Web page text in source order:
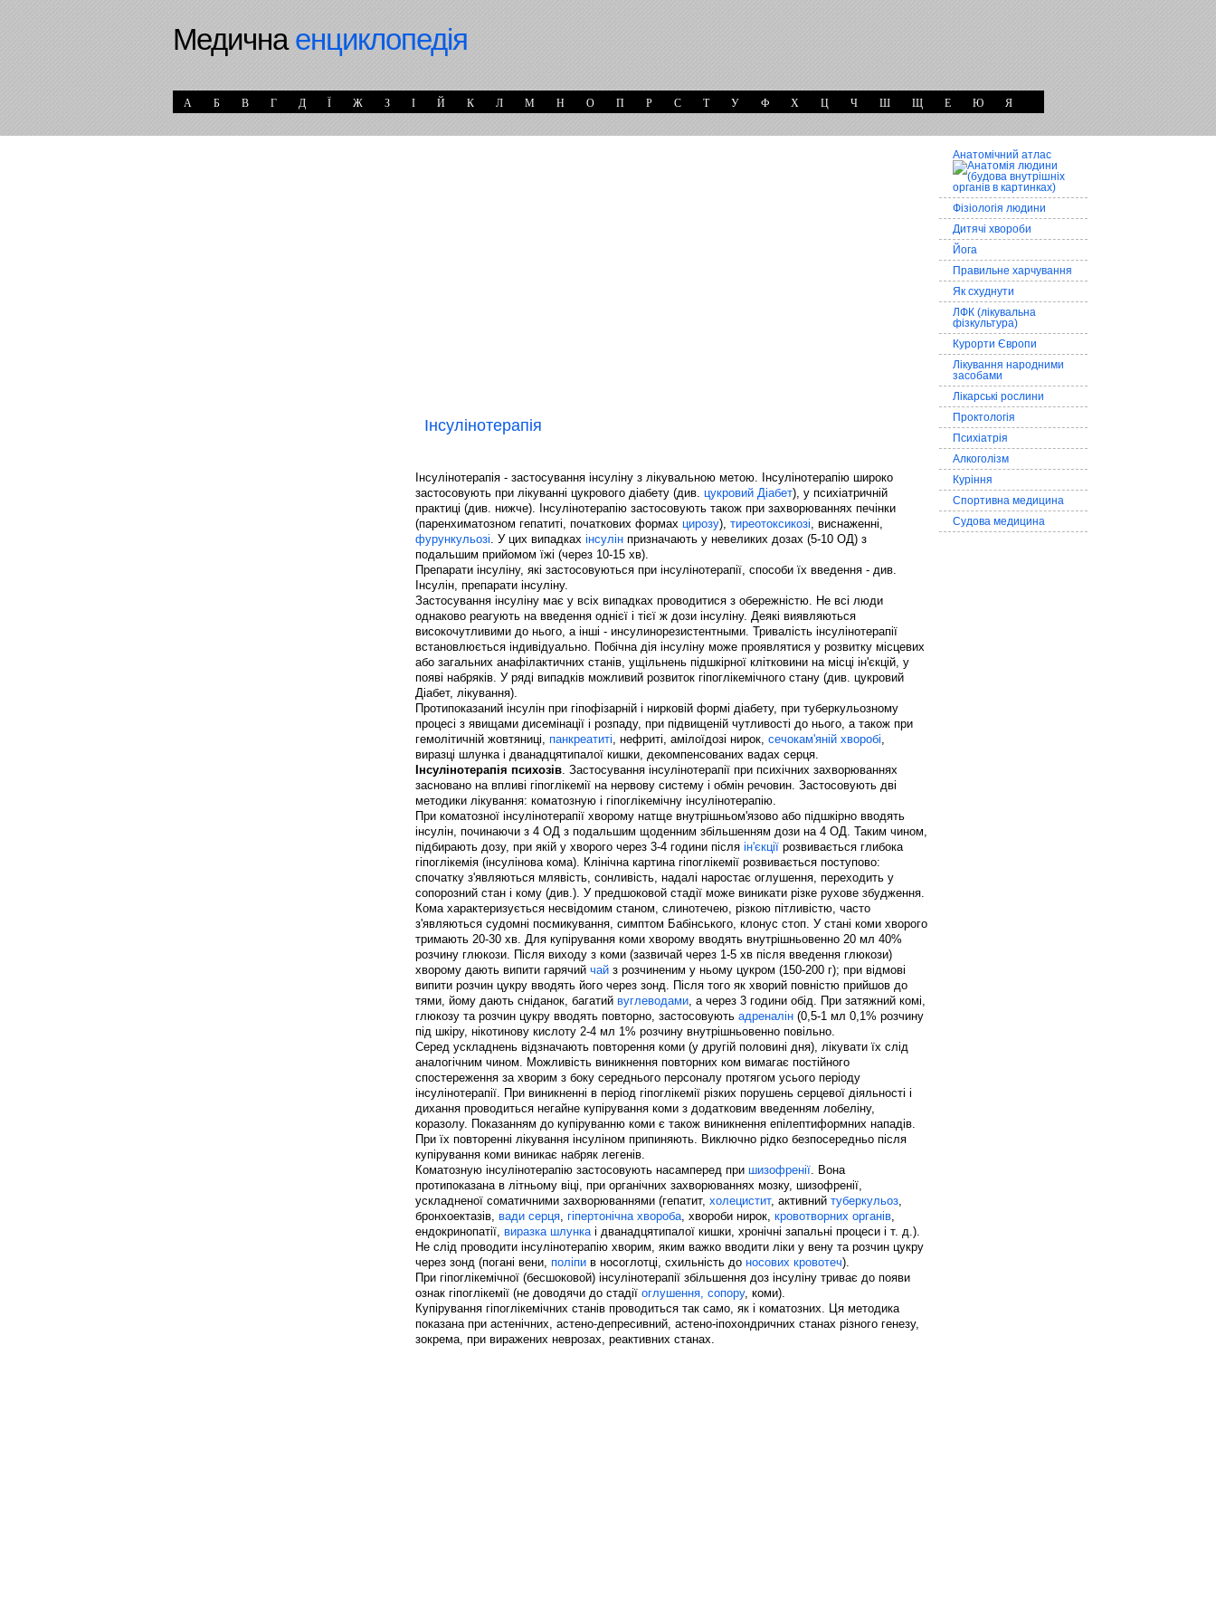
Медичнаенциклопедія
А Б В Г Д Ї Ж З І Й К Л М Н О П Р С Т У Ф Х Ц Ч Ш Щ Е Ю Я
Інсулінотерапія
Інсулінотерапія - застосування інсуліну з лікувальною метою. Інсулінотерапію широко
застосовують при лікуванні цукрового діабету (див. цукровий Діабет), у психіатричній
практиці (див. нижче). Інсулінотерапію застосовують також при захворюваннях печінки
(паренхиматозном гепатиті, початкових формах цирозу), тиреотоксикозі, виснаженні,
фурункульозі. У цих випадках інсулін призначають у невеликих дозах (5-10 ОД) з
подальшим прийомом їжі (через 10-15 хв).
Препарати інсуліну, які застосовуються при інсулінотерапії, способи їх введення - див.
Інсулін, препарати інсуліну.
Застосування інсуліну має у всіх випадках проводитися з обережністю. Не всі люди
однаково реагують на введення однієї і тієї ж дози інсуліну. Деякі виявляються
високочутливими до нього, а інші - инсулинорезистентными. Тривалість інсулінотерапії
встановлюється індивідуально. Побічна дія інсуліну може проявлятися у розвитку місцевих
або загальних анафілактичних станів, ущільнень підшкірної клітковини на місці ін'єкцій, у
появі набряків. У ряді випадків можливий розвиток гіпоглікемічного стану (див. цукровий
Діабет, лікування).
Протипоказаний інсулін при гіпофізарній і нирковій формі діабету, при туберкульозному
процесі з явищами дисемінації і розпаду, при підвищеній чутливості до нього, а також при
гемолітичній жовтяниці, панкреатиті, нефриті, амілоїдозі нирок, сечокам'яній хворобі,
виразці шлунка і дванадцятипалої кишки, декомпенсованих вадах серця.
Інсулінотерапія психозів. Застосування інсулінотерапії при психічних захворюваннях
засновано на впливі гіпоглікемії на нервову систему і обмін речовин. Застосовують дві
методики лікування: коматозную і гіпоглікемічну інсулінотерапію.
При коматозної інсулінотерапії хворому натще внутрішньом'язово або підшкірно вводять
інсулін, починаючи з 4 ОД з подальшим щоденним збільшенням дози на 4 ОД. Таким чином,
підбирають дозу, при якій у хворого через 3-4 години після ін'єкції розвивається глибока
гіпоглікемія (інсулінова кома). Клінічна картина гіпоглікемії розвивається поступово:
спочатку з'являються млявість, сонливість, надалі наростає оглушення, переходить у
сопорозний стан і кому (див.). У предшоковой стадії може виникати різке рухове збудження.
Кома характеризується несвідомим станом, слинотечею, різкою пітливістю, часто
з'являються судомні посмикування, симптом Бабінського, клонус стоп. У стані коми хворого
тримають 20-30 хв. Для купірування коми хворому вводять внутрішньовенно 20 мл 40%
розчину глюкози. Після виходу з коми (зазвичай через 1-5 хв після введення глюкози)
хворому дають випити гарячий чай з розчиненим у ньому цукром (150-200 г); при відмові
випити розчин цукру вводять його через зонд. Після того як хворий повністю прийшов до
тями, йому дають сніданок, багатий вуглеводами, а через 3 години обід. При затяжний комі,
глюкозу та розчин цукру вводять повторно, застосовують адреналін (0,5-1 мл 0,1% розчину
під шкіру, нікотинову кислоту 2-4 мл 1% розчину внутрішньовенно повільно.
Серед ускладнень відзначають повторення коми (у другій половині дня), лікувати їх слід
аналогічним чином. Можливість виникнення повторних ком вимагає постійного
спостереження за хворим з боку середнього персоналу протягом усього періоду
інсулінотерапії. При виникненні в період гіпоглікемії різких порушень серцевої діяльності і
дихання проводиться негайне купірування коми з додатковим введенням лобеліну,
коразолу. Показанням до купіруванню коми є також виникнення епілептиформних нападів.
При їх повторенні лікування інсуліном припиняють. Виключно рідко безпосередньо після
купірування коми виникає набряк легенів.
Коматозную інсулінотерапію застосовують насамперед при шизофренії. Вона
протипоказана в літньому віці, при органічних захворюваннях мозку, шизофренії,
ускладненої соматичними захворюваннями (гепатит, холецистит, активний туберкульоз,
бронхоектазів, вади серця, гіпертонічна хвороба, хвороби нирок, кровотворних органів,
ендокринопатії, виразка шлункаі дванадцятипалої кишки, хронічні запальні процеси і т. д.).
Не слід проводити інсулінотерапію хворим, яким важко вводити ліки у вену та розчин цукру
через зонд (погані вени, поліпи в носоглотці, схильність до носових кровотеч).
При гіпоглікемічної (бесшоковой) інсулінотерапії збільшення доз інсуліну триває до появи
ознак гіпоглікемії (не доводячи до стадії оглушення, сопору, коми).
Купірування гіпоглікемічних станів проводиться так само, як і коматозних. Ця методика
показана при астенічних, астено-депресивний, астено-іпохондричних станах різного генезу,
зокрема, при виражених неврозах, реактивних станах.
Анатомічний атлас
Фізіологія людини
Дитячі хвороби
Йога
Правильне харчування
Як схуднути
ЛФК (лікувальна
фізкультура)
Курорти Європи
Лікування народними
засобами
Лікарські рослини
Проктологія
Психіатрія
Алкоголізм
Куріння
Спортивна медицина
Судова медицина